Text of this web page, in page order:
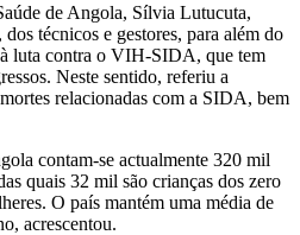
de Angola, Sílvia Lutucuta,
técnicos e gestores, para além do
luta contra o VIH-SIDA, que tem
Neste sentido, referiu a
relacionadas com a SIDA, bem
contam-se actualmente 320 mil
quais 32 mil são crianças dos zero
O país mantém uma média de
acrescentou.